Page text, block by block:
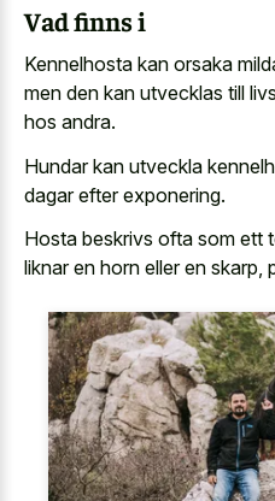
Vad finns i
Kennelhosta kan orsaka
men den kan utvecklas till
hos andra.
Hundar kan utveckla
dagar efter exponering.
Hosta beskrivs ofta som ett
liknar en horn eller en skarp,